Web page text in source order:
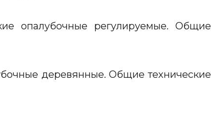
опалубочные регулируемые. Общие
деревянные. Общие технические